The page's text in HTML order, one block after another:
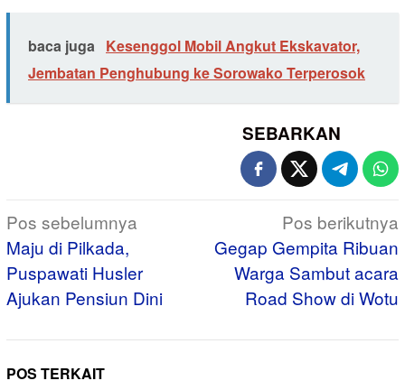
baca juga Kesenggol Mobil Angkut Ekskavator,
Jembatan Penghubung ke Sorowako Terperosok
SEBARKAN
Navigasi
pos
Pos sebelumnya
Maju di Pilkada,
Puspawati Husler
Ajukan Pensiun Dini
Pos berikutnya
Gegap Gempita Ribuan
Warga Sambut acara
Road Show di Wotu
POS TERKAIT